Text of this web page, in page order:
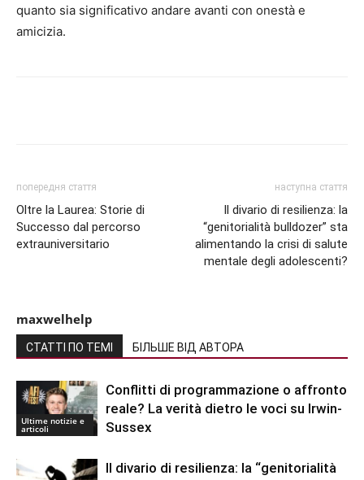
quanto sia significativo andare avanti con onestà e
amicizia.
попередня стаття
Oltre la Laurea: Storie di
Successo dal percorso
extrauniversitario
наступна стаття
Il divario di resilienza: la
“genitorialità bulldozer” sta
alimentando la crisi di salute
mentale degli adolescenti?
maxwelhelp
СТАТТІ ПО ТЕМІ БІЛЬШЕ ВІД АВТОРА
Ultime notizie e
articoli
Conflitti di programmazione o affronto
reale? La verità dietro le voci su Irwin-
Sussex
Il divario di resilienza: la “genitorialità